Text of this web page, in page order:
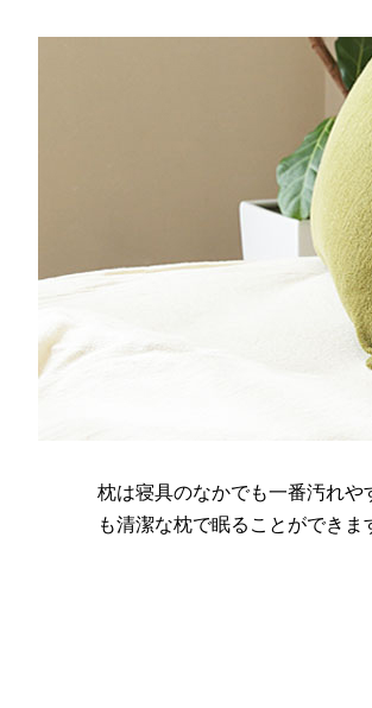
枕は寝具のなかでも一番汚れ
も清潔な枕で眠ることができ